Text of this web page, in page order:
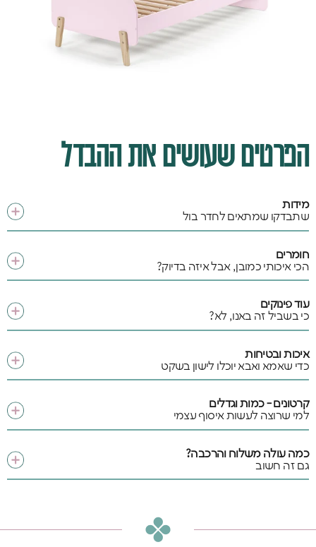
הפרטים שעושים את ההבדל
מידות
שתבדקו שמתאים לחדר בול
חומרים
הכי איכותי כמובן, אבל איזה בדיוק?
עוד פינוקים
כי בשביל זה באנו, לא?
איכות ובטיחות
כדי שאמא ואבא יוכלו לישון בשקט
קרטונים - כמות וגדלים
למי שרוצה לעשות איסוף עצמי
כמה עולה משלוח והרכבה?
גם זה חשוב